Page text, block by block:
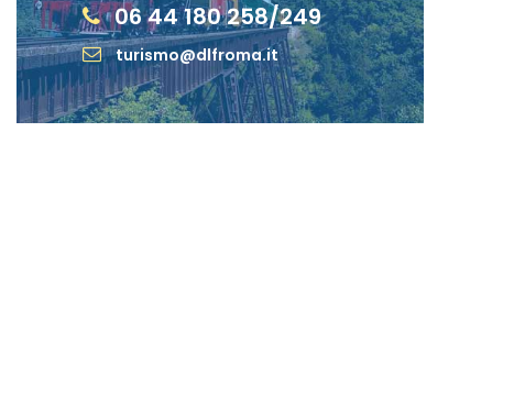
06 44 180 258/249
turismo@dlfroma.it